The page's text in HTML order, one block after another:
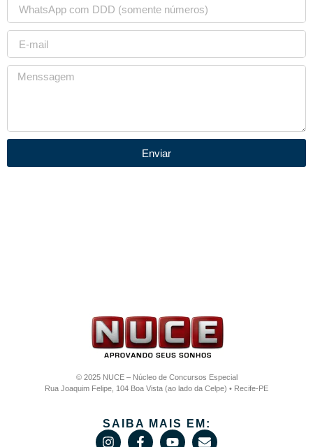
Enviar
© 2025 NUCE – Núcleo de Concursos Especial
Rua Joaquim Felipe, 104 Boa Vista (ao lado da Celpe) • Recife-PE
SAIBA MAIS EM: